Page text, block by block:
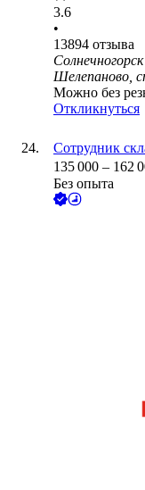
3.6
•
13894 отзыва
Шелепаново,
Можно без
Откликнуться
Сотрудник
135 000 – 162
Без опыта